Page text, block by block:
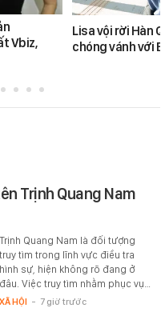
Vbiz,
Lisa vội rời Hàn
chóng vánh với
Trịnh Quang Nam
Trịnh Quang Nam là đối tượng
truy tìm trong lĩnh vực điều tra
hình sự, hiện không rõ đang ở
đâu. Việc truy tìm nhằm phục vụ…
XÃ HỘI - 7 giờ trước